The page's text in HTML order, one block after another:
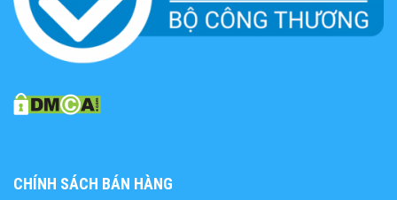
CHÍNH SÁCH BÁN HÀNG